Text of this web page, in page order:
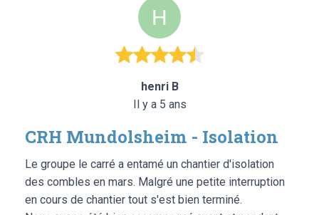
henri B
Il y a 5 ans
CRH Mundolsheim - Isolation
Le groupe le carré a entamé un chantier d'isolation
des combles en mars. Malgré une petite interruption
en cours de chantier tout s'est bien terminé.